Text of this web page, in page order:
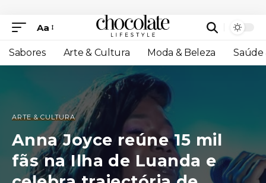
Aa
Sabores Arte & Cultura Moda & Beleza Saúde
ARTE & CULTURA
Anna Joyce reúne 15 mil
fãs na Ilha de Luanda e